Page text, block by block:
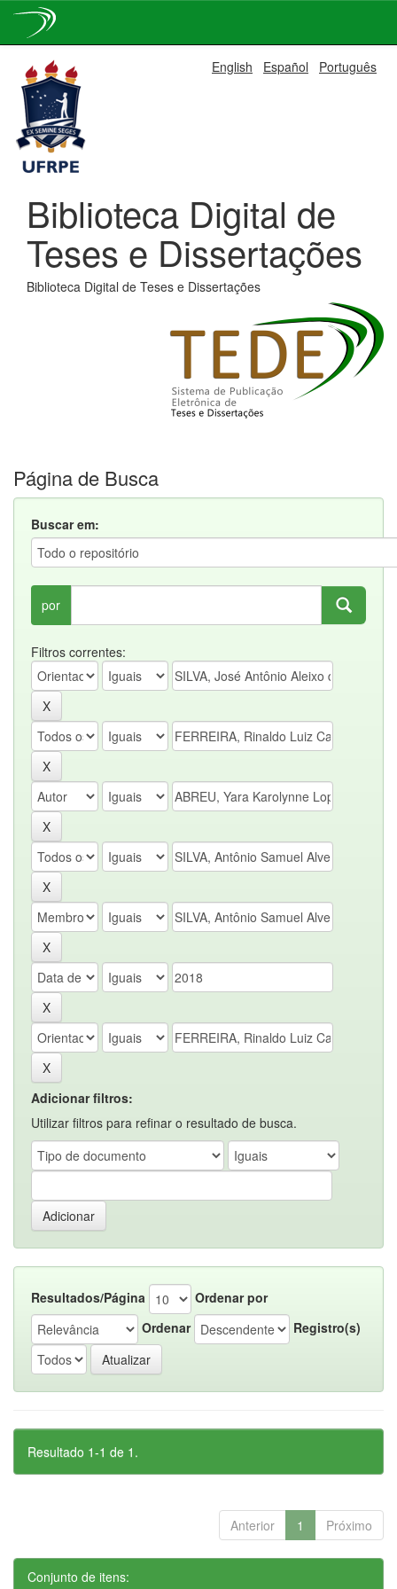
navigation
English Español Português
Biblioteca Digital de
Teses e Dissertações
Biblioteca Digital de Teses e Dissertações
Página de Busca
Buscar em:
por
Filtros correntes:
Adicionar filtros:
Utilizar filtros para refinar o resultado de busca.
Resultados/Página
Ordenar por
Ordenar
Registro(s)
Resultado 1-1 de 1.
Anterior 1 Próximo
Conjunto de itens: